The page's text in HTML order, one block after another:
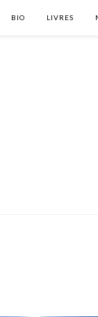
BIO LIVRES